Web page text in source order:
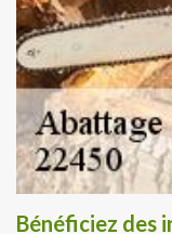
Bénéficiez des